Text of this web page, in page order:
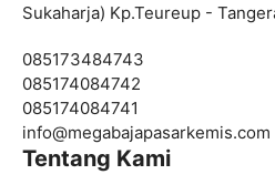
Sukaharja) Kp.Teureup -
085173484743
085174084742
085174084741
info@megabajapasarkemis.com
Tentang Kami